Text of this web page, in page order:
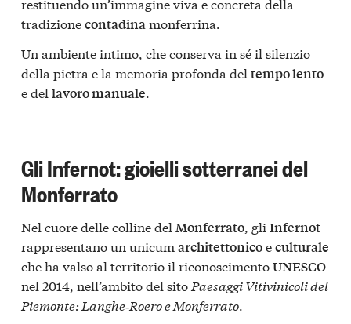
restituendo un’immagine viva e concreta della
tradizionecontadinamonferrina.
Un ambiente intimo, che conserva in sé il silenzio
della pietra e la memoria profonda del tempo lento
e del lavoro manuale.
Gli Infernot: gioielli sotterranei del
Monferrato
Nel cuore delle colline del Monferrato , gli Infernot
rappresentano un unicum architettonicoeculturale
che ha valso al territorio il riconoscimentoUNESCO
nel 2014, nell’ambito del sito Paesaggi Vitivinicoli del
Piemonte: Langhe‑Roero e Monferrato